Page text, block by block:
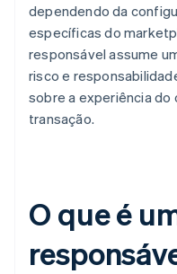
dependendo da
específicas do
responsável assume
risco e
sobre a experiência
transação.
O que é